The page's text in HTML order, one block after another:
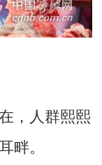
，人群熙熙
畔。